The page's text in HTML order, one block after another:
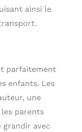
grandit, il
une
de haute
】fabriqué
de haute
de table
est
enfants au
ainsi le
parfaitement
enfants. Les
une
parents
grandir avec